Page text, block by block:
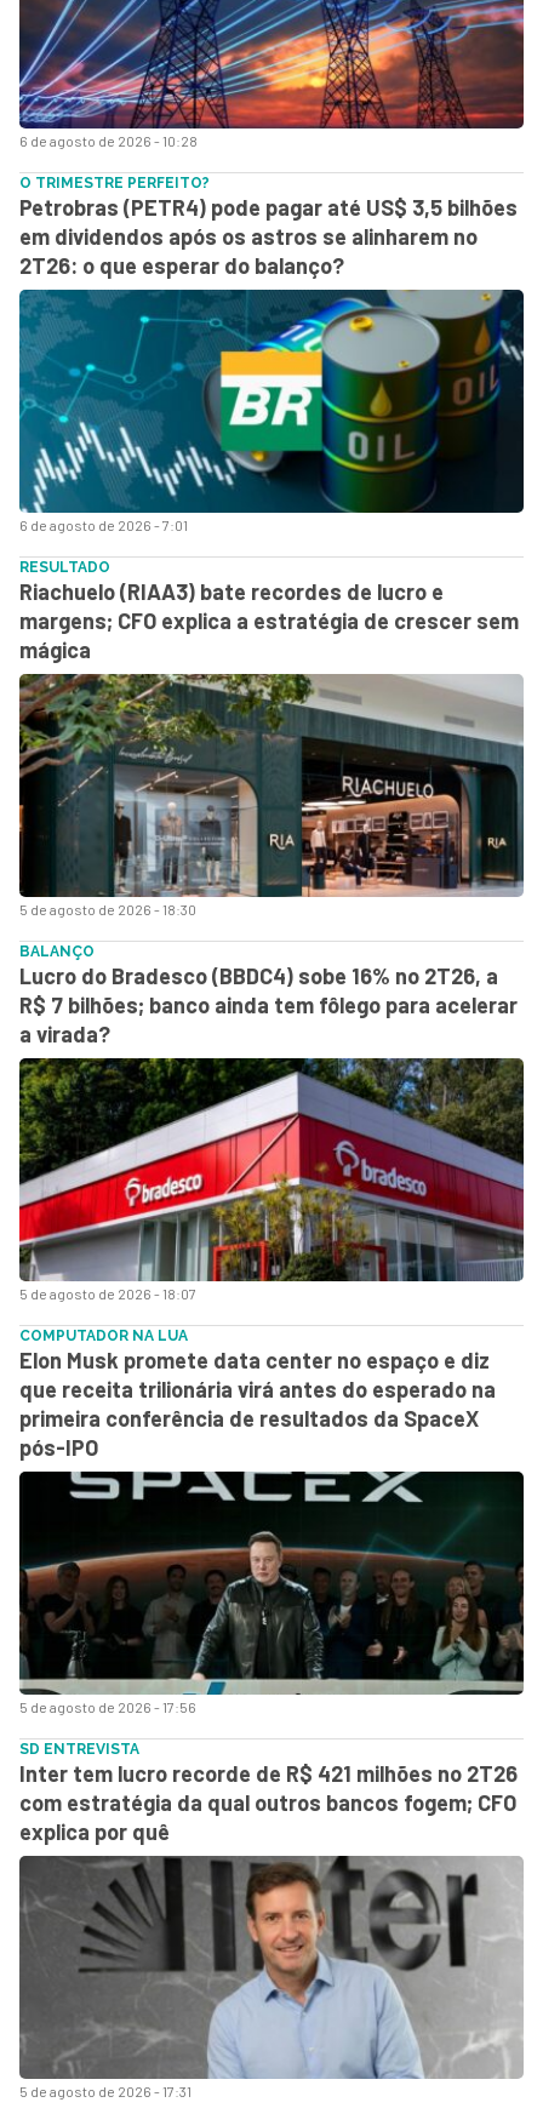
6 de agosto de 2026 - 10:28
6 de agosto de 2026 - 7:01
O TRIMESTRE PERFEITO?
Petrobras (PETR4) pode pagar até US$ 3,5 bilhões
em dividendos após os astros se alinharem no
2T26: o que esperar do balanço?
5 de agosto de 2026 - 18:30
RESULTADO
Riachuelo (RIAA3) bate recordes de lucro e
margens; CFO explica a estratégia de crescer sem
mágica
5 de agosto de 2026 - 18:07
BALANÇO
Lucro do Bradesco (BBDC4) sobe 16% no 2T26, a
R$ 7 bilhões; banco ainda tem fôlego para acelerar
a virada?
5 de agosto de 2026 - 17:56
COMPUTADOR NA LUA
Elon Musk promete data center no espaço e diz
que receita trilionária virá antes do esperado na
primeira conferência de resultados da SpaceX
pós-IPO
5 de agosto de 2026 - 17:31
SD ENTREVISTA
Inter tem lucro recorde de R$ 421 milhões no 2T26
com estratégia da qual outros bancos fogem; CFO
explica por quê